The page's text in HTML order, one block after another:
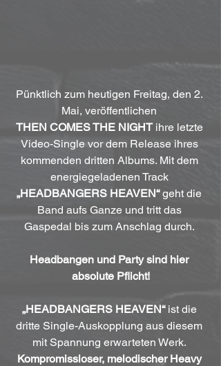
Pünktlich zum heutigen Freitag, den 2.
Mai, veröffentlichen
THEN COMES THE NIGHT ihre letzte
Video-Single vor dem Release ihres
kommenden dritten Albums. Mit dem
energiegeladenen Track
„HEADBANGERS HEAVEN“ geht die
Band aufs Ganze und tritt das
Gaspedal bis zum Anschlag durch.
Headbangen und Party sind hier
absolute Pflicht!
„HEADBANGERS HEAVEN“ ist die
dritte Single-Auskopplung aus diesem
mit Spannung erwarteten Werk.
Kompromissloser, melodischer Heavy